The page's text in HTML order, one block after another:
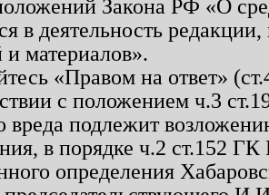
Закона РФ «О
в деятельность
материалов».
«Правом на ответ»
с положением ч.3
вреда подлежит
в порядке ч.2 ст.152
определения